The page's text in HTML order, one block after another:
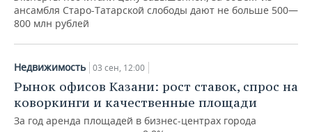
ансамбля Старо-Татарской слободы дают не больше 500—
800 млн рублей
Недвижимость 03 сен, 12:00
Рынок офисов Казани: рост ставок, спрос на
коворкинги и качественные площади
За год аренда площадей в бизнес-центрах города